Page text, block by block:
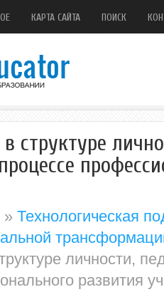
КАРТА САЙТА ПОИСК
структуре
» Технологическая
личности,
развития